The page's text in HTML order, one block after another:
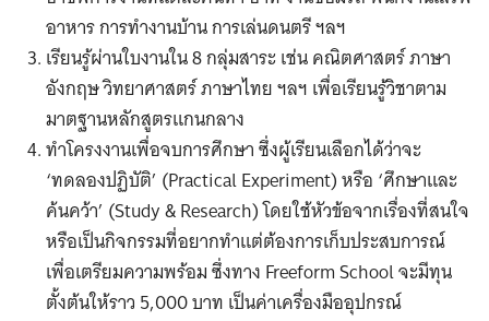
อาหาร การทำงานบ้าน การเล่นดนตรี ฯลฯ
เรียนรู้ผ่านใบงานใน 8 กลุ่มสาระ เช่น คณิตศาสตร์ ภาษา
อังกฤษ วิทยาศาสตร์ ภาษาไทย ฯลฯ เพื่อเรียนรู้วิชาตาม
มาตฐานหลักสูตรแกนกลาง
ทำโครงงานเพื่อจบการศึกษา ซึ่งผู้เรียนเลือกได้ว่าจะ
‘ทดลองปฏิบัติ’ (Practical Experiment) หรือ ‘ศึกษาและ
ค้นคว้า’ (Study & Research) โดยใช้หัวข้อจากเรื่องที่สนใจ
หรือเป็นกิจกรรมที่อยากทำแต่ต้องการเก็บประสบการณ์
เพื่อเตรียมความพร้อม ซึ่งทาง Freeform School จะมีทุน
ตั้งต้นให้ราว 5,000 บาท เป็นค่าเครื่องมืออุปกรณ์